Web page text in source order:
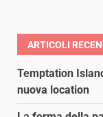
ARTICOLI
Temptation
nuova location